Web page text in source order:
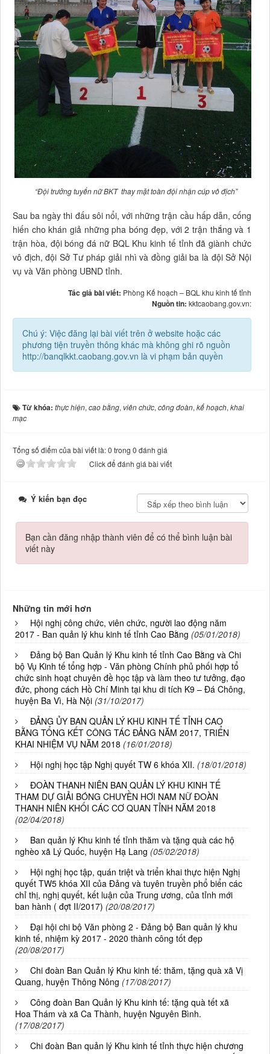
“Đội trưởng tuyển nữ BKT thay mặt toàn đội nhận cúp vô địch”
Sau ba ngày thi đấu sôi nổi, với những trận cầu hấp dẫn, cống
hiến cho khán giả những pha bóng đẹp, với 2 trận thắng và 1
trận hòa, đội bóng đá nữ BQL Khu kinh tế tỉnh đã giành chức
vô địch, đội Sở Tư pháp giải nhì và đồng giải ba là đội Sở Nội
vụ và Văn phòng UBND tỉnh.
Tác giả bài viết: Phòng Kế hoạch – BQL khu kinh tế tỉnh
Nguồn tin: kktcaobang.gov.vn:
Chú ý: Việc đăng lại bài viết trên ở website hoặc các
phương tiện truyền thông khác mà không ghi rõ nguồn
http://banqlkkt.caobang.gov.vn là vi phạm bản quyền
Từ khóa: thực hiện, cao bằng, viên chức, công đoàn, kế hoạch, khai
mạc
Tổng số điểm của bài viết là: 0 trong 0 đánh giá
Click để đánh giá bài viết
Ý kiến bạn đọc
Bạn cần đăng nhập thành viên để có thể bình luận bài
viết này
Những tin mới hơn
Hội nghị công chức, viên chức, người lao động năm
2017 - Ban quản lý khu kinh tế tỉnh Cao Bằng (05/01/2018)
Đảng bộ Ban Quản lý Khu kinh tế tỉnh Cao Bằng và Chi
bộ Vụ Kinh tế tổng hợp - Văn phòng Chính phủ phối hợp tổ
chức sinh hoạt chuyên đề học tập và làm theo tư tưởng, đạo
đức, phong cách Hồ Chí Minh tại khu di tích K9 – Đá Chông,
huyện Ba Vì, Hà Nội (31/10/2017)
ĐẢNG ỦY BAN QUẢN LÝ KHU KINH TẾ TỈNH CAO
BẰNG TỔNG KẾT CÔNG TÁC ĐẢNG NĂM 2017, TRIỂN
KHAI NHIỆM VỤ NĂM 2018 (16/01/2018)
Hội nghị học tập Nghị quyết TW 6 khóa XII. (18/01/2018)
ĐOÀN THANH NIÊN BAN QUẢN LÝ KHU KINH TẾ
THAM DỰ GIẢI BÓNG CHUYỀN HƠI NAM NỮ ĐOÀN
THANH NIÊN KHỐI CÁC CƠ QUAN TỈNH NĂM 2018
(02/04/2018)
Ban quản lý Khu kinh tế tỉnh thăm và tặng quà các hộ
nghèo xã Lý Quốc, huyện Hạ Lang (05/02/2018)
Hội nghị học tập, quán triệt và triển khai thực hiện Nghị
quyết TW5 khóa XII của Đảng và tuyên truyền phổ biển các
chỉ thị, nghị quyết, kết luận của Trung ương, của tỉnh mới
ban hành ( đợt II/2017) (20/08/2017)
Đại hội chi bộ Văn phòng 2 - Đảng bộ Ban quản lý khu
kinh tế, nhiệm kỳ 2017 - 2020 thành công tốt đẹp
(20/08/2017)
Chi đoàn Ban Quản lý Khu kinh tế: thăm, tặng quà xã Vị
Quang, huyện Thông Nông (17/08/2017)
Công đoàn Ban Quản lý Khu kinh tế: tặng quà tết xã
Hoa Thám và xã Ca Thành, huyện Nguyên Bình.
(17/08/2017)
Chi đoàn Ban quản lý Khu kinh tế tỉnh thực hiện chương